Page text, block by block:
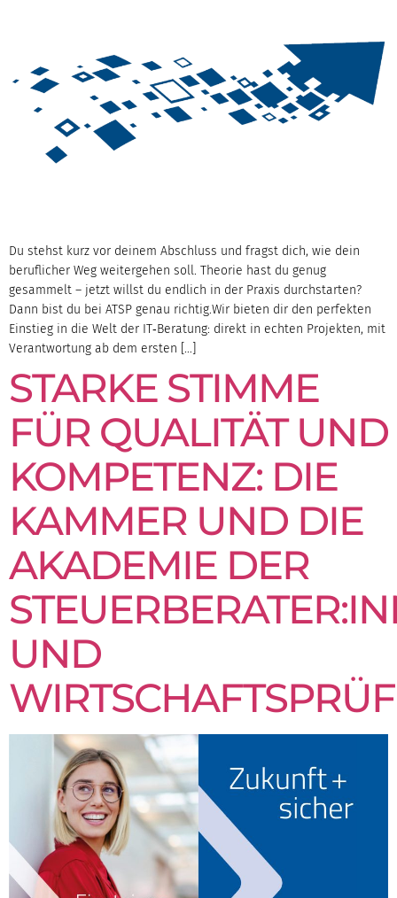
Du stehst kurz vor deinem Abschluss und fragst dich, wie dein
beruflicher Weg weitergehen soll. Theorie hast du genug
gesammelt – jetzt willst du endlich in der Praxis durchstarten?
Dann bist du bei ATSP genau richtig.Wir bieten dir den perfekten
Einstieg in die Welt der IT‑Beratung: direkt in echten Projekten, mit
Verantwortung ab dem ersten […]
STARKE STIMME
FÜR QUALITÄT UND
KOMPETENZ: DIE
KAMMER UND DIE
AKADEMIE DER
UND